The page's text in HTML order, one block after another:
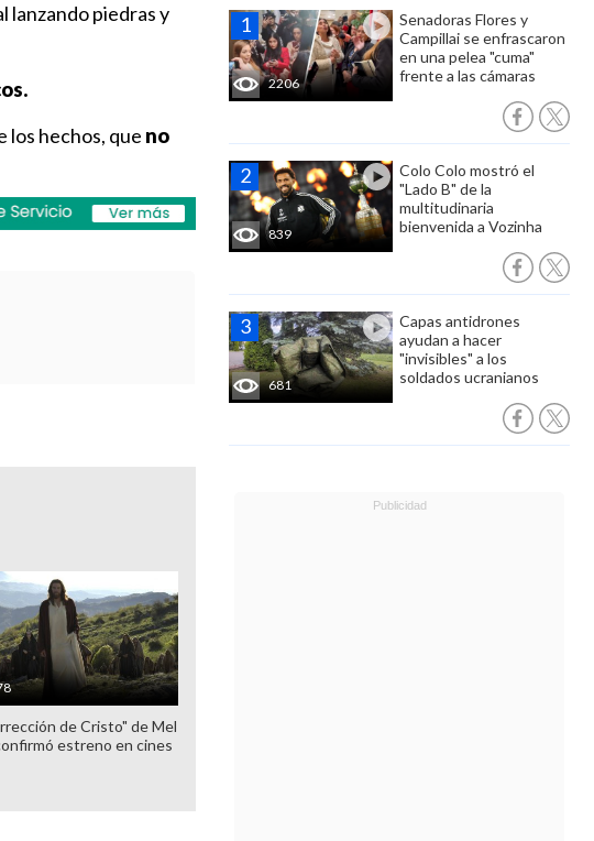
2206
Senadoras Flores y
Campillai se enfrascaron
en una pelea "cuma"
frente a las cámaras
839
Colo Colo mostró el
"Lado B" de la
multitudinaria
bienvenida a Vozinha
681
Capas antidrones
ayudan a hacer
"invisibles" a los
soldados ucranianos
lanzando piedras y
los hechos, que no
de Cristo" de Mel
estreno en cines